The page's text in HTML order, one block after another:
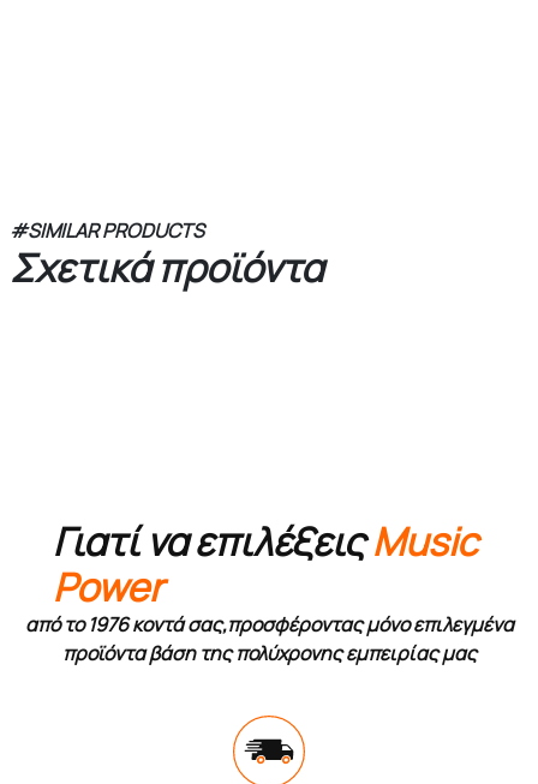
#SIMILAR PRODUCTS
Σχετικά προϊόντα
Γιατί να επιλέξειςMusic
Power
από το 1976 κοντά σας,προσφέροντας μόνο επιλεγμένα
προϊόντα βάση της πολύχρονης εμπειρίας μας